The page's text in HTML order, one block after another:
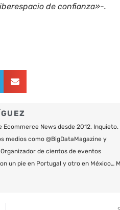
de confianza»-.
News desde 2012. Inquieto.
medios como @BigDataMagazine y
de cientos de eventos
un pie en Portugal y otro en México…